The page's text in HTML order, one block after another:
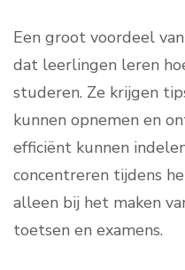
Een groot voordeel
dat leerlingen leren
studeren. Ze krijgen
kunnen opnemen en
efficiënt kunnen
concentreren tijdens
alleen bij het maken
toetsen en examens.